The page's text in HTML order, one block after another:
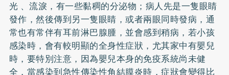
光 、流淚，有一些黏稠的分泌物；病人先是一隻眼睛
發作，然後傳到另一隻眼睛，或者兩眼同時發病，通
常也有常伴有耳前淋巴腺腫，並會感到稍病，若小孩
感染時，會有較明顯的全身性症狀，尤其家中有嬰兒
時，要特別注意，因為嬰兒本身的免疫系統尚未健
全，當感染到急性傳染性角結膜炎時，症狀會變得比